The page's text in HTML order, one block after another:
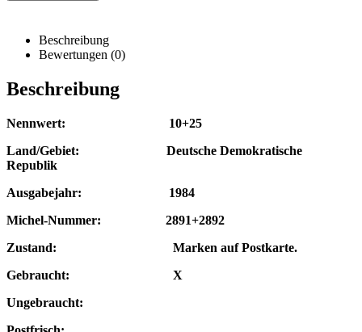
Beschreibung
Bewertungen (0)
Beschreibung
Nennwert: 10+25
Land/Gebiet: Deutsche Demokratische
Republik
Ausgabejahr: 1984
Michel-Nummer: 2891+2892
Zustand: Marken auf Postkarte.
Gebraucht: X
Ungebraucht: